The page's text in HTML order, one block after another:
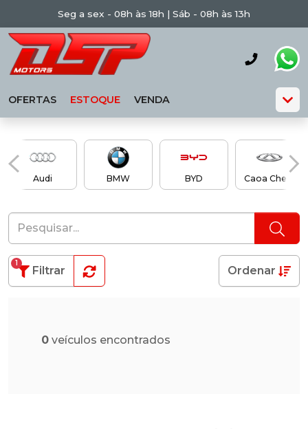
Seg a sex - 08h às 18h | Sáb - 08h às 13h
OFERTAS ESTOQUE VENDA
Audi BMW BYD Caoa Chery
Filtrar
1
Ordenar
0 veículos encontrados